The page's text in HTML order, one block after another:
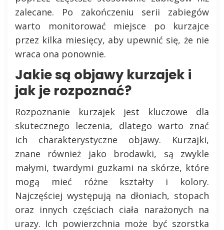
zalecane. Po zakończeniu serii zabiegów
warto monitorować miejsce po kurzajce
przez kilka miesięcy, aby upewnić się, że nie
wraca ona ponownie.
Jakie są objawy kurzajek i
jak je rozpoznać?
Rozpoznanie kurzajek jest kluczowe dla
skutecznego leczenia, dlatego warto znać
ich charakterystyczne objawy. Kurzajki,
znane również jako brodawki, są zwykle
małymi, twardymi guzkami na skórze, które
mogą mieć różne kształty i kolory.
Najczęściej występują na dłoniach, stopach
oraz innych częściach ciała narażonych na
urazy. Ich powierzchnia może być szorstka